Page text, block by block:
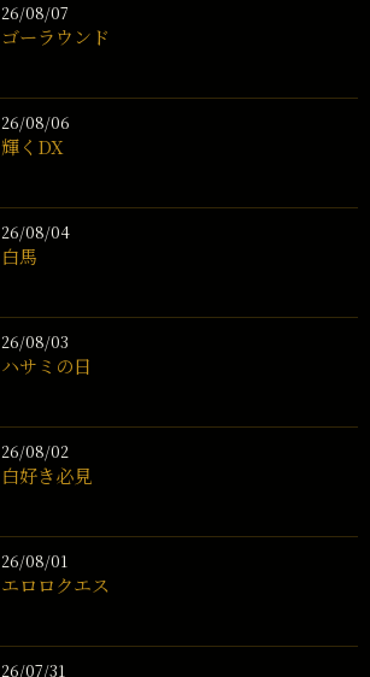
26/08/07
ゴーラウンド
26/08/06
輝くDX
26/08/04
白馬
26/08/03
ハサミの日
26/08/02
白好き必見
26/08/01
エロロクエス
26/07/31